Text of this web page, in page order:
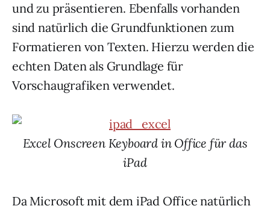
und zu präsentieren. Ebenfalls vorhanden
sind natürlich die Grundfunktionen zum
Formatieren von Texten. Hierzu werden die
echten Daten als Grundlage für
Vorschaugrafiken verwendet.
Excel Onscreen Keyboard in Office für das
iPad
Da Microsoft mit dem iPad Office natürlich